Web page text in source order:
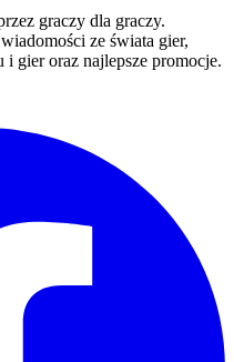
graczy dla graczy.
ze świata gier,
i gier oraz najlepsze promocje.